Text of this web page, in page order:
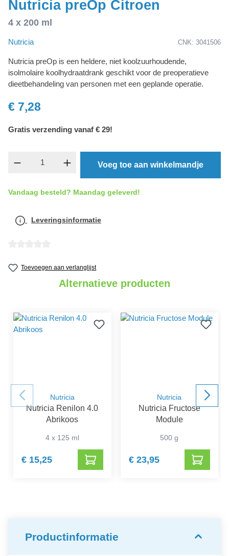
Nutricia preOp Citroen
4 x 200 ml
Nutricia CNK: 3041506
Nutricia preOp is een heldere, niet koolzuurhoudende,
isolmolaire koolhydraatdrank geschikt voor de preoperatieve
dieetbehandeling van personen met een geplande operatie.
€ 7,28
Gratis verzending vanaf € 29!
Producthoeveelheid: Voer de gewenste
Voeg toe aan winkelmandje
Vandaag besteld? Maandag geleverd!
Leveringsinformatie
Toevoegen aan verlanglijst
Alternatieve producten
Nutricia
Nutricia Renilon 4.0
Abrikoos
4 x 125 ml
€ 15,25
Nutricia
Nutricia Fructose
Module
500 g
€ 23,95
Productinformatie